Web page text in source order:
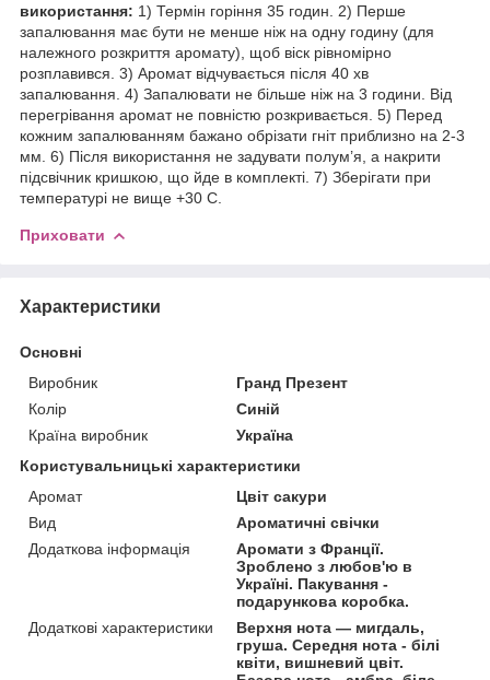
використання: 1) Термін горіння 35 годин. 2) Перше
запалювання має бути не менше ніж на одну годину (для
належного розкриття аромату), щоб віск рівномірно
розплавився. 3) Аромат відчувається після 40 хв
запалювання. 4) Запалювати не більше ніж на 3 години. Від
перегрівання аромат не повністю розкривається. 5) Перед
кожним запалюванням бажано обрізати гніт приблизно на 2-3
мм. 6) Після використання не задувати полум’я, а накрити
підсвічник кришкою, що йде в комплекті. 7) Зберігати при
температурі не вище +30 С.
Приховати
Характеристики
Основні
Виробник
Гранд Презент
Колір
Синій
Країна виробник
Україна
Користувальницькі характеристики
Аромат
Цвіт сакури
Вид
Ароматичні свічки
Додаткова інформація
Аромати з Франції.
Зроблено з любов'ю в
Україні. Пакування -
подарункова коробка.
Додаткові характеристики
Верхня нота — мигдаль,
груша. Середня нота - білі
квіти, вишневий цвіт.